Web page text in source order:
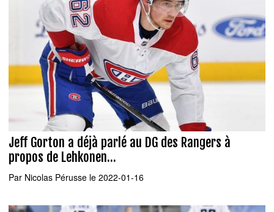
Jeff Gorton a déjà parlé au DG des Rangers à
propos de Lehkonen...
Par Nicolas Pérusse le 2022-01-16